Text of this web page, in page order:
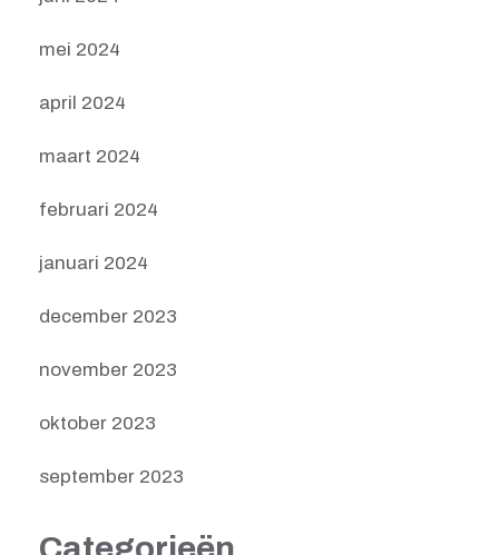
mei 2024
april 2024
maart 2024
februari 2024
januari 2024
december 2023
november 2023
oktober 2023
september 2023